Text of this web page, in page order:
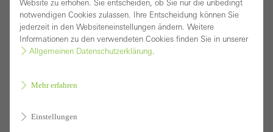
Dynamische Elementfassade mit Ganzglasoptik
Website zu erhöhen. Sie entscheiden, ob Sie nur die unbedingt
notwendigen Cookies zulassen. Ihre Entscheidung können Sie
jederzeit in den Websiteneinstellungen ändern. Weitere
Informationen zu den verwendeten Cookies finden Sie in unserer
Allgemeinen Datenschutzerklärung.
Mehr erfahren
Einstellungen